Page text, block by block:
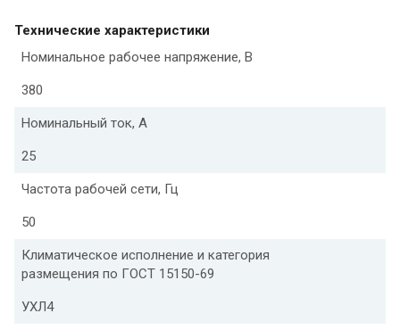
Технические характеристики
Номинальное рабочее напряжение, В
380
Номинальный ток, А
25
Частота рабочей сети, Гц
50
Климатическое исполнение и категория
размещения по ГОСТ 15150-69
УХЛ4